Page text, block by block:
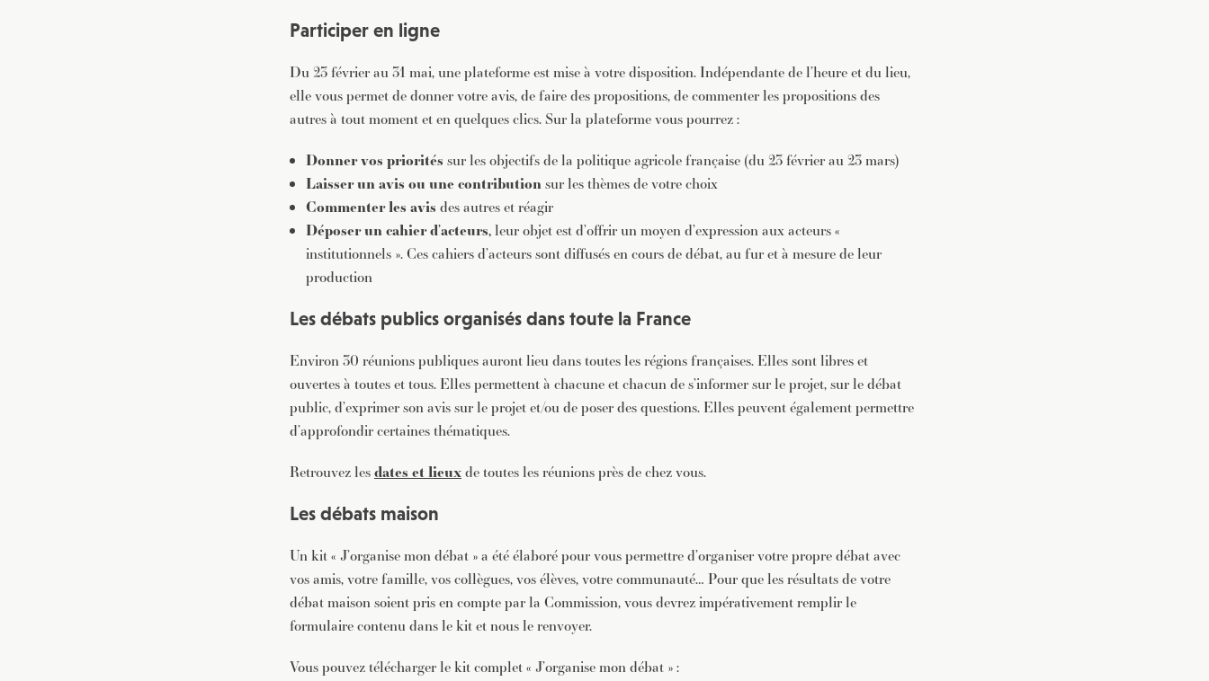
Participer en ligne
Du 23 février au 31 mai, une plateforme est mise à votre disposition. Indépendante de l’heure et du lieu,
elle vous permet de donner votre avis, de faire des propositions, de commenter les propositions des
autres à tout moment et en quelques clics.Sur la plateforme vous pourrez :
Donner vos priorités sur les objectifs de la politique agricole française (du 23 février au 23 mars)
Laisser un avis ou une contributionsur les thèmes de votre choix
Commenter les avis des autres et réagir
Déposer un cahier d’acteurs,leur objet est d’offrir un moyen d’expression aux acteurs «
institutionnels ». Ces cahiers d’acteurs sont diffusés en cours de débat, au fur et à mesure de leur
production
Les débats publics organisés dans toute la France
Environ 30 réunions publiques auront lieu dans toutes les régions françaises. Elles sont libres et
ouvertes à toutes et tous. Elles permettent à chacune et chacun de s’informer sur le projet, sur le débat
public, d’exprimer son avis sur le projet et/ou de poser des questions. Elles peuvent également permettre
d’approfondir certaines thématiques.
Retrouvez lesdates et lieuxde toutes les réunions près de chez vous.
Les débats maison
Un kit « J’organise mon débat » a été élaboré pour vous permettre d’organiser votre propre débat avec
vos amis, votre famille, vos collègues, vos élèves, votre communauté… Pour que les résultats de votre
débat maison soient pris en compte par la Commission, vous devrez impérativement remplir le
formulaire contenu dans le kit et nous le renvoyer.
Vous pouvez télécharger le kit complet « J’organise mon débat » :